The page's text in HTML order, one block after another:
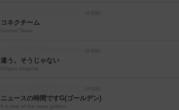
コネクチーム
Connec'Team
違う。そうじゃない
Chigau soujanai
ニュースの時間ですG(ゴールデン)
It is time of the news golden